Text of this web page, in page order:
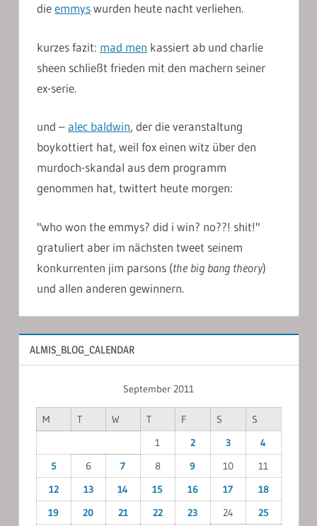
dieemmyswurden heute nacht verliehen.
kurzes fazit: mad men kassiert ab und charlie
sheen schließt frieden mit den machern seiner
ex-serie.
und –alec baldwin, der die veranstaltung
boykottiert hat, weil fox einen witz über den
murdoch-skandal aus dem programm
genommen hat, twittert heute morgen:
"who won the emmys? did i win? no??! shit!"
gratuliert aber im nächsten tweet seinem
konkurrenten jim parsons (the big bang theory)
und allen anderen gewinnern.
ALMIS_BLOG_CALENDAR
September 2011
M T W T F S
S
1
2 3
4
5
6 7 8 9 10
11
12
13 14 15 16 17
18
19
20 21 22 23 24
25